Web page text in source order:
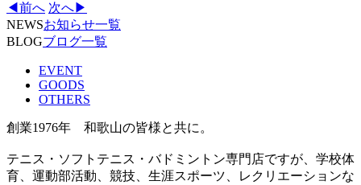
◀前へ 次へ▶
NEWSお知らせ一覧
BLOGブログ一覧
EVENT
GOODS
OTHERS
創業1976年 和歌山の皆様と共に。
テニス・ソフトテニス・バドミントン専門店ですが、学校体
育、運動部活動、競技、生涯スポーツ、レクリエーションな